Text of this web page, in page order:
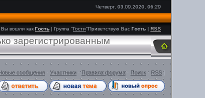
Четверг, 03.09.2020, 06:29
Вы вошли как Гость|Группа"Гости"Приветствую Вас Гость |RSS
зарегистрированным
сообщения Участники ·Правила форума· Поиск · RSS]